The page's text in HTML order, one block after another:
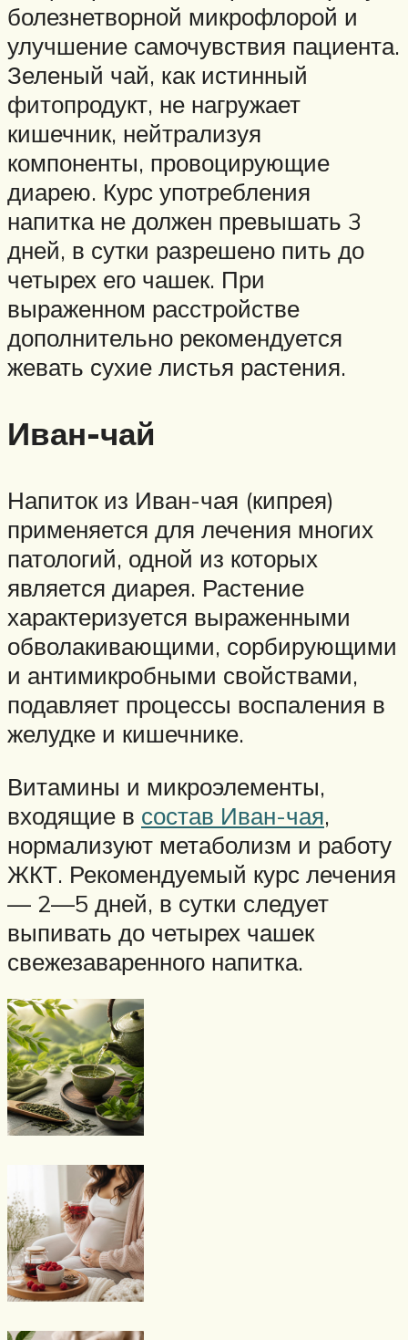
болезнетворной микрофлорой и
улучшение самочувствия пациента.
Зеленый чай, как истинный
фитопродукт, не нагружает
кишечник, нейтрализуя
компоненты, провоцирующие
диарею. Курс употребления
напитка не должен превышать 3
дней, в сутки разрешено пить до
четырех его чашек. При
выраженном расстройстве
дополнительно рекомендуется
жевать сухие листья растения.
Иван-чай
Напиток из Иван-чая (кипрея)
применяется для лечения многих
патологий, одной из которых
является диарея. Растение
характеризуется выраженными
обволакивающими, сорбирующими
и антимикробными свойствами,
подавляет процессы воспаления в
желудке и кишечнике.
Витамины и микроэлементы,
входящие в состав Иван-чая,
нормализуют метаболизм и работу
ЖКТ. Рекомендуемый курс лечения
— 2—5 дней, в сутки следует
выпивать до четырех чашек
свежезаваренного напитка.